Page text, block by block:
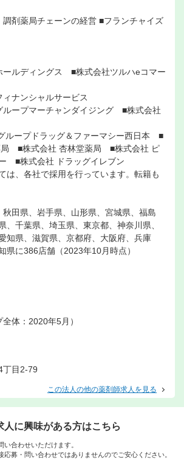
剤薬局チェーンの経営 ■フランチャイズ
ールディングス ■株式会社ツルハeコマー
ナンシャルサービス
ループマーチャンダイジング ■株式会社
ループドラッグ＆ファーマシー西日本 ■
局 ■株式会社 杏林堂薬局 ■株式会社 ピ
■株式会社 ドラッグイレブン
は、各社で採用を行っています。転籍も
田県、岩手県、山形県、宮城県、福島
、千葉県、埼玉県、東京都、神奈川県、
知県、滋賀県、京都府、大阪府、兵庫
県に386店舗（2023年10月時点）
体：2020年5月）
丁目2-79
この法人の他の薬剤師求人を見る
人に興味がある方はこちら
合わせいただけます。
応募・問い合わせではありませんのでご安心ください。